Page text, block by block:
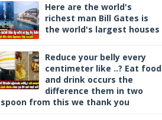
Here are the world's
richest man Bill Gates is
the world's largest houses
Reduce your belly every
centimeter like ..? Eat food
and drink occurs the
difference them in two
from this we thank you